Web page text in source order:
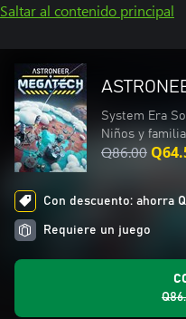
Saltar al contenido principal
System Era
Niños y familia
Q86.00
Con descuento: ahorra
Requiere un juego